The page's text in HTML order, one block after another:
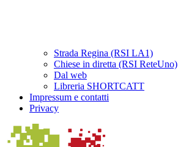
Strada Regina (RSI LA1)
Chiese in diretta (RSI ReteUno)
Dal web
Libreria SHORTCATT
Impressum e contatti
Privacy